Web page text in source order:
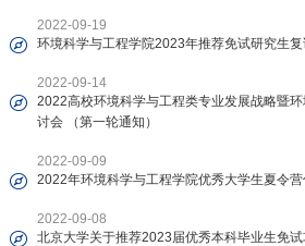
2022-09-19
环境科学与工程学院2023年推荐免试研究生复
2022-09-14
2022高校环境科学与工程类专业发展战略暨
讨会 （第一轮通知）
2022-09-09
2022年环境科学与工程学院优秀大学生夏令
2022-09-08
北京大学关于推荐2023届优秀本科毕业生免试